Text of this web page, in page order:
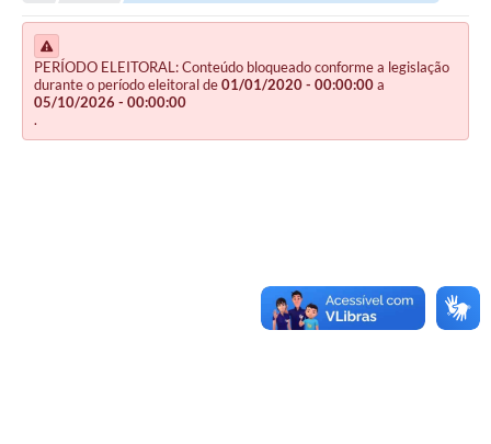
PERÍODO ELEITORAL: Conteúdo bloqueado conforme a legislação
durante o período eleitoral de01/01/2020 - 00:00:00a
05/10/2026 - 00:00:00
.